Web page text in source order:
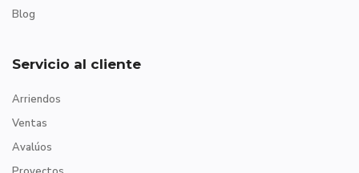
Blog
Servicio al cliente
Arriendos
Ventas
Avalúos